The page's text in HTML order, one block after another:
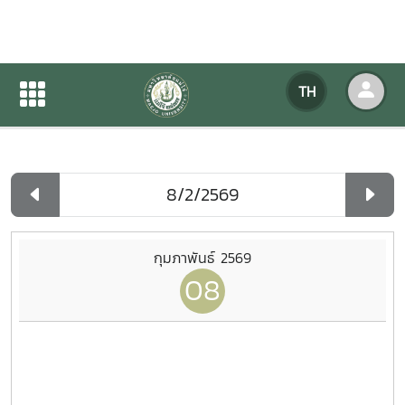
TH
ปฏิทินกิจกรรมของหน่วยงาน
ปฏิทินกิจกรรมของหน่วยงาน
กุมภาพันธ์ 2569
08